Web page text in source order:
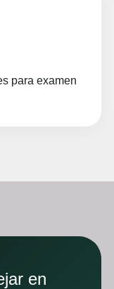
para examen
en